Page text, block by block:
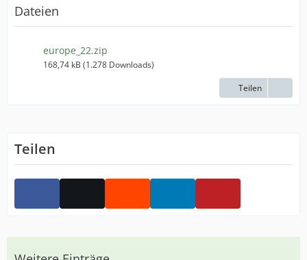
Dateien
europe_22.zip
168,74 kB (1.278 Downloads)
Teilen
Teilen